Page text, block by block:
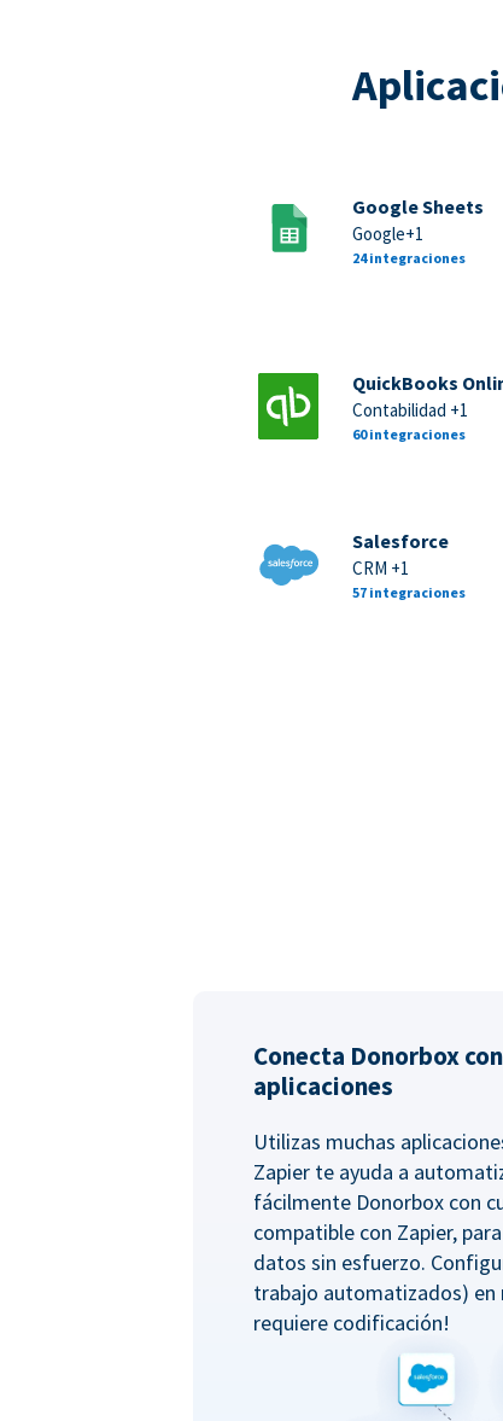
Google Sheets
Google+1
24 integraciones
QuickBooks
Contabilidad +1
60 integraciones
Salesforce
CRM +1
57 integraciones
Conecta Donorbox
aplicaciones
Utilizas muchas
Zapier te ayuda a
fácilmente Donorbox con
compatible con Zapier,
datos sin esfuerzo.
trabajo automatizados) en
requiere codificación!